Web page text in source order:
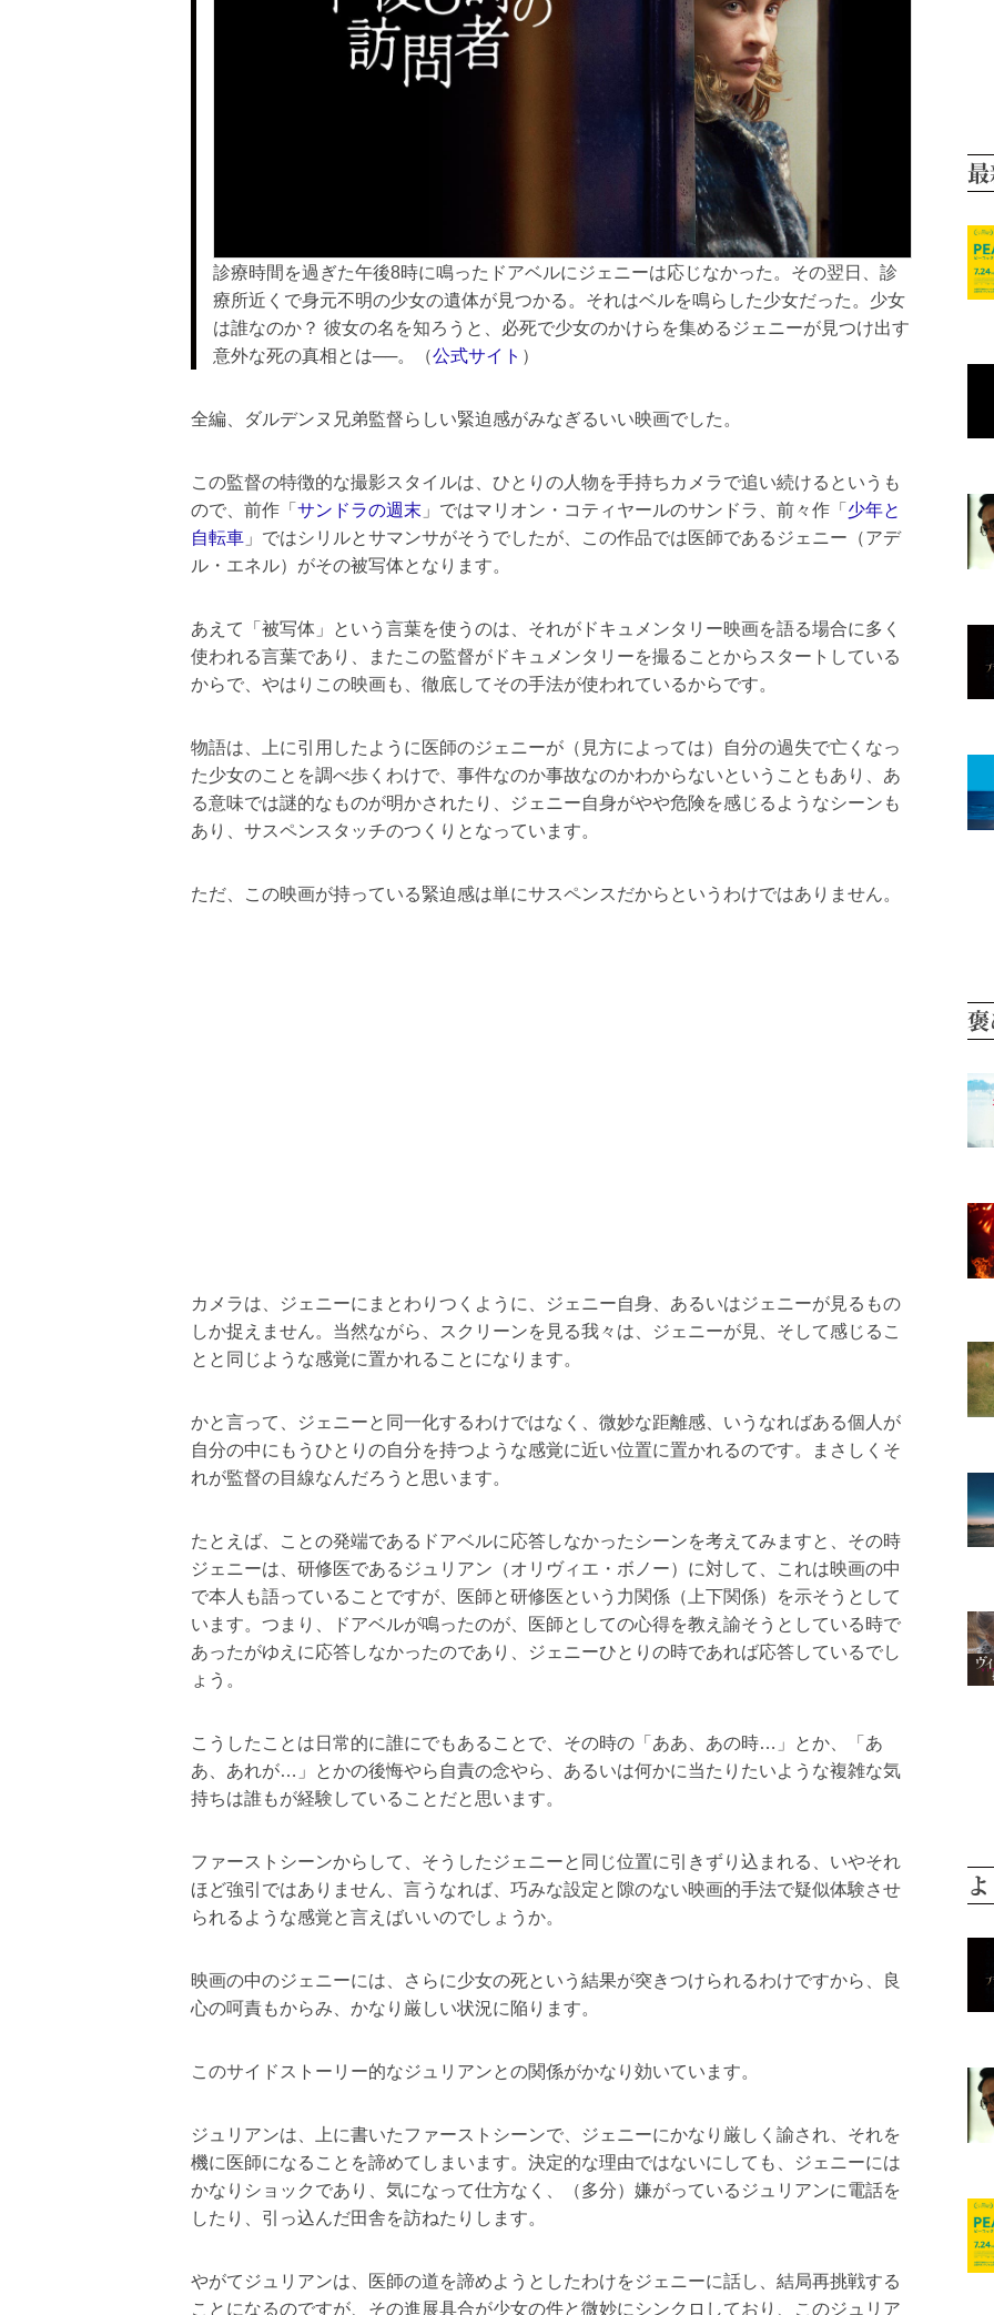
診療時間を過ぎた午後8時に鳴ったドアベルにジェニーは応じなかった。その翌日、診
療所近くで身元不明の少女の遺体が見つかる。それはベルを鳴らした少女だった。少女
は誰なのか？ 彼女の名を知ろうと、必死で少女のかけらを集めるジェニーが見つけ出す
意外な死の真相とは──。（公式サイト ）
全編、ダルデンヌ兄弟監督らしい緊迫感がみなぎるいい映画でした。
この監督の特徴的な撮影スタイルは、ひとりの人物を手持ちカメラで追い続けるというも
ので、前作「 サンドラの週末 」ではマリオン・コティヤールのサンドラ、前々作「 少年と
自転車 」ではシリルとサマンサがそうでしたが、この作品では医師であるジェニー（アデ
ル・エネル）がその被写体となります。
あえて「被写体」という言葉を使うのは、それがドキュメンタリー映画を語る場合に多く
使われる言葉であり、またこの監督がドキュメンタリーを撮ることからスタートしている
からで、やはりこの映画も、徹底してその手法が使われているからです。
物語は、上に引用したように医師のジェニーが（見方によっては）自分の過失で亡くなっ
た少女のことを調べ歩くわけで、事件なのか事故なのかわからないということもあり、あ
る意味では謎的なものが明かされたり、ジェニー自身がやや危険を感じるようなシーンも
あり、サスペンスタッチのつくりとなっています。
ただ、この映画が持っている緊迫感は単にサスペンスだからというわけではありません。
カメラは、ジェニーにまとわりつくように、ジェニー自身、あるいはジェニーが見るもの
しか捉えません。当然ながら、スクリーンを見る我々は、ジェニーが見、そして感じるこ
とと同じような感覚に置かれることになります。
かと言って、ジェニーと同一化するわけではなく、微妙な距離感、いうなればある個人が
自分の中にもうひとりの自分を持つような感覚に近い位置に置かれるのです。まさしくそ
れが監督の目線なんだろうと思います。
たとえば、ことの発端であるドアベルに応答しなかったシーンを考えてみますと、その時
ジェニーは、研修医であるジュリアン（オリヴィエ・ボノー）に対して、これは映画の中
で本人も語っていることですが、医師と研修医という力関係（上下関係）を示そうとして
います。つまり、ドアベルが鳴ったのが、医師としての心得を教え諭そうとしている時で
あったがゆえに応答しなかったのであり、ジェニーひとりの時であれば応答しているでし
ょう。
こうしたことは日常的に誰にでもあることで、その時の「ああ、あの時…」とか、「あ
あ、あれが…」とかの後悔やら自責の念やら、あるいは何かに当たりたいような複雑な気
持ちは誰もが経験していることだと思います。
ファーストシーンからして、そうしたジェニーと同じ位置に引きずり込まれる、いやそれ
ほど強引ではありません、言うなれば、巧みな設定と隙のない映画的手法で疑似体験させ
られるような感覚と言えばいいのでしょうか。
映画の中のジェニーには、さらに少女の死という結果が突きつけられるわけですから、良
心の呵責もからみ、かなり厳しい状況に陥ります。
このサイドストーリー的なジュリアンとの関係がかなり効いています。
ジュリアンは、上に書いたファーストシーンで、ジェニーにかなり厳しく諭され、それを
機に医師になることを諦めてしまいます。決定的な理由ではないにしても、ジェニーには
かなりショックであり、気になって仕方なく、（多分）嫌がっているジュリアンに電話を
したり、引っ込んだ田舎を訪ねたりします。
やがてジュリアンは、医師の道を諦めようとしたわけをジェニーに話し、結局再挑戦する
ことになるのですが、その進展具合が少女の件と微妙にシンクロしており、このジュリア